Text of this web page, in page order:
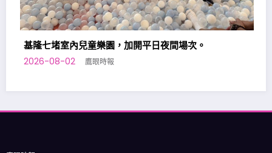
平日夜間場次。
鷹眼時報
電話: